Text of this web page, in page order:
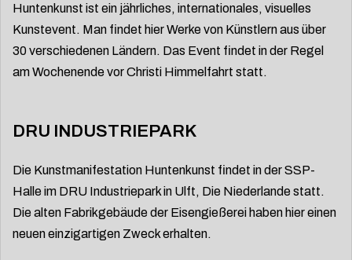
Huntenkunst ist ein jährliches, internationales, visuelles
Kunstevent. Man findet hier Werke von Künstlern aus über
30 verschiedenen Ländern. Das Event findet in der Regel
am Wochenende vor Christi Himmelfahrt statt.
DRU INDUSTRIEPARK
Die Kunstmanifestation Huntenkunst findet in der SSP-
Halle im DRU Industriepark in Ulft, Die Niederlande statt.
Die alten Fabrikgebäude der Eisengießerei haben hier einen
neuen einzigartigen Zweck erhalten.